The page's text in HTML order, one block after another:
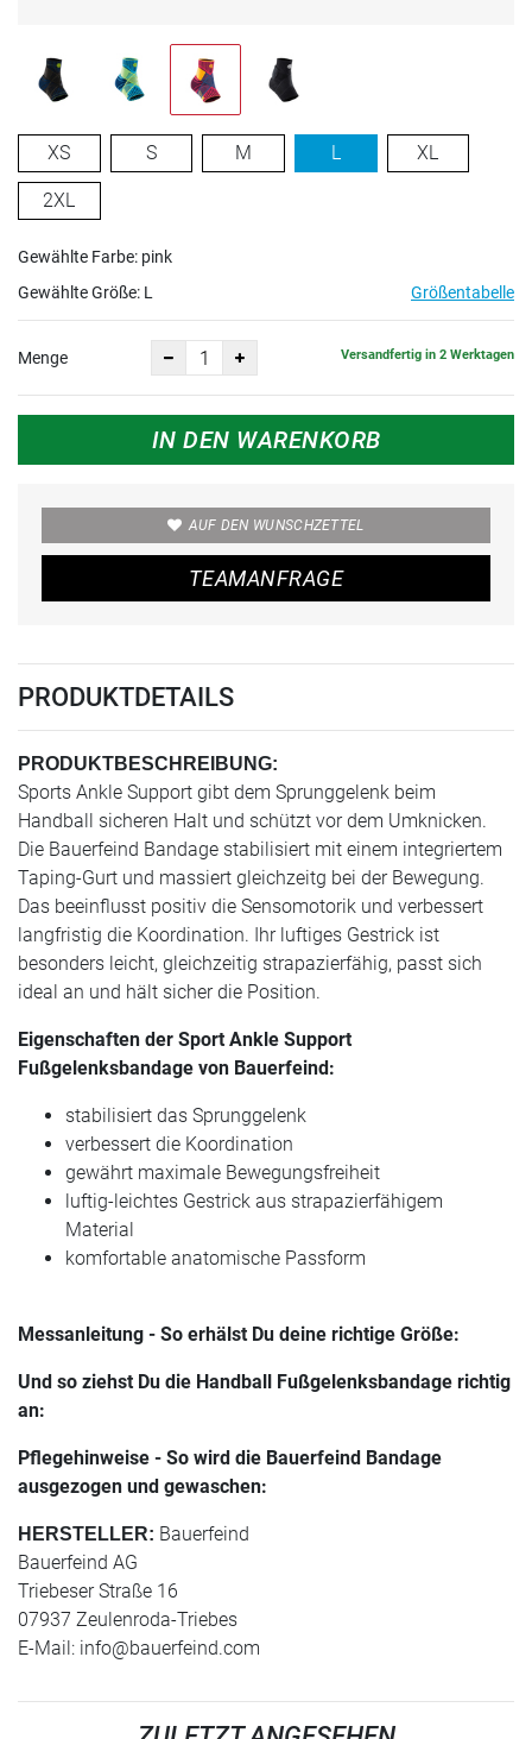
XS S M L XL
2XL
Gewählte Farbe: pink
Gewählte Größe: L Größentabelle
Menge Versandfertig in 2 Werktagen
IN DEN WARENKORB
AUF DEN WUNSCHZETTEL
TEAMANFRAGE
PRODUKTDETAILS
PRODUKTBESCHREIBUNG:
Sports Ankle Support gibt dem Sprunggelenk beim
Handball sicheren Halt und schützt vor dem Umknicken.
Die Bauerfeind Bandage stabilisiert mit einem integriertem
Taping-Gurt und massiert gleichzeitg bei der Bewegung.
Das beeinflusst positiv die Sensomotorik und verbessert
langfristig die Koordination. Ihr luftiges Gestrick ist
besonders leicht, gleichzeitig strapazierfähig, passt sich
ideal an und hält sicher die Position.
Eigenschaften der Sport Ankle Support
Fußgelenksbandage von Bauerfeind:
stabilisiert das Sprunggelenk
verbessert die Koordination
gewährt maximale Bewegungsfreiheit
luftig-leichtes Gestrick aus strapazierfähigem
Material
komfortable anatomische Passform
Messanleitung - So erhälst Du deine richtige Größe:
Und so ziehst Du die Handball Fußgelenksbandage richtig
an:
Pflegehinweise - So wird die Bauerfeind Bandage
ausgezogen und gewaschen:
HERSTELLER: Bauerfeind
Bauerfeind AG
Triebeser Straße 16
07937 Zeulenroda-Triebes
E-Mail: info@bauerfeind.com